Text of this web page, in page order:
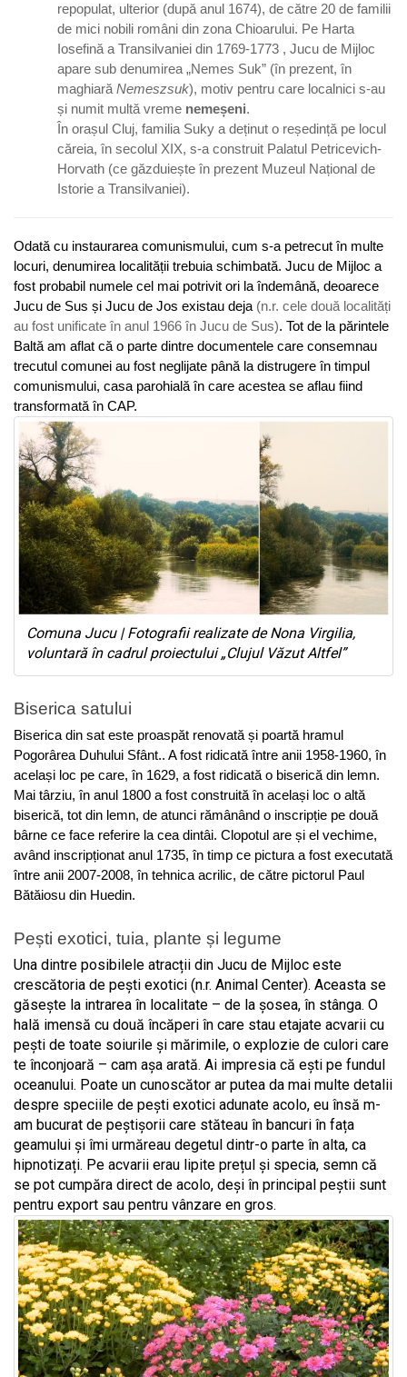
repopulat, ulterior (după anul 1674), de către 20 de familii
de mici nobili români din zona Chioarului. Pe Harta
Iosefină a Transilvaniei din 1769-1773 , Jucu de Mijloc
apare sub denumirea „Nemes Suk” (în prezent, în
maghiară Nemeszsuk), motiv pentru care localnici s-au
și numit multă vreme nemeșeni.
În orașul Cluj, familia Suky a deținut o reședință pe locul
căreia, în secolul XIX, s-a construit Palatul Petricevich-
Horvath (ce găzduiește în prezent Muzeul Național de
Istorie a Transilvaniei).
Odată cu instaurarea comunismului, cum s-a petrecut în multe
locuri, denumirea localității trebuia schimbată. Jucu de Mijloc a
fost probabil numele cel mai potrivit ori la îndemână, deoarece
Jucu de Sus și Jucu de Jos existau deja (n.r. cele două localități
au fost unificate în anul 1966 în Jucu de Sus). Tot de la părintele
Baltă am aflat că o parte dintre documentele care consemnau
trecutul comunei au fost neglijate până la distrugere în timpul
comunismului, casa parohială în care acestea se aflau fiind
transformată în CAP.
Comuna Jucu | Fotografii realizate de Nona Virgilia,
voluntară în cadrul proiectului „Clujul Văzut Altfel”
Biserica satului
Biserica din sat este proaspăt renovată și poartă hramul
Pogorârea Duhului Sfânt.. A fost ridicată între anii 1958-1960, în
același loc pe care, în 1629, a fost ridicată o biserică din lemn.
Mai târziu, în anul 1800 a fost construită în același loc o altă
biserică, tot din lemn, de atunci rămânând o inscripție pe două
bârne ce face referire la cea dintâi. Clopotul are și el vechime,
având inscripționat anul 1735, în timp ce pictura a fost executată
între anii 2007-2008, în tehnica acrilic, de către pictorul Paul
Bătăiosu din Huedin.
Pești exotici, tuia, plante și legume
Una dintre posibilele atracții din Jucu de Mijloc este
crescătoria de pești exotici (n.r. Animal Center). Aceasta se
găsește la intrarea în localitate – de la șosea, în stânga. O
hală imensă cu două încăperi în care stau etajate acvarii cu
pești de toate soiurile și mărimile, o explozie de culori care
te înconjoară – cam așa arată. Ai impresia că ești pe fundul
oceanului. Poate un cunoscător ar putea da mai multe detalii
despre speciile de pești exotici adunate acolo, eu însă m-
am bucurat de peștișorii care stăteau în bancuri în fața
geamului și îmi urmăreau degetul dintr-o parte în alta, ca
hipnotizați. Pe acvarii erau lipite prețul și specia, semn că
se pot cumpăra direct de acolo, deși în principal peștii sunt
pentru export sau pentru vânzare en gros.